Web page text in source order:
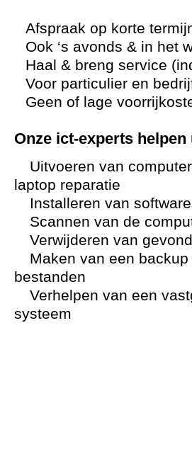
Afspraak op korte
Ook ‘s avonds & in het
Haal & breng service
Voor particulier en
Geen of lage
Onze ict-experts helpen
Uitvoeren van
laptop reparatie
Installeren van software
Scannen van de
Verwijderen van
Maken van een
bestanden
Verhelpen van een
systeem